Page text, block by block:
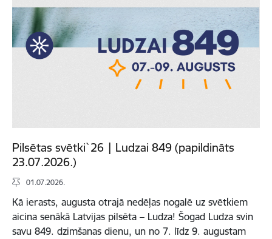
Pilsētas svētki`26 | Ludzai 849 (papildināts
23.07.2026.)
01.07.2026.
Kā ierasts, augusta otrajā nedēļas nogalē uz svētkiem
aicina senākā Latvijas pilsēta – Ludza! Šogad Ludza svin
savu 849. dzimšanas dienu, un no 7. līdz 9. augustam